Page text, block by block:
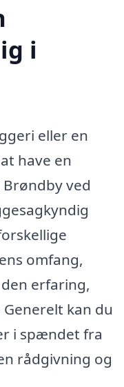
i
eller en
have en
ved
omfang,
erfaring,
kan du
i spændet fra
rådgivning og